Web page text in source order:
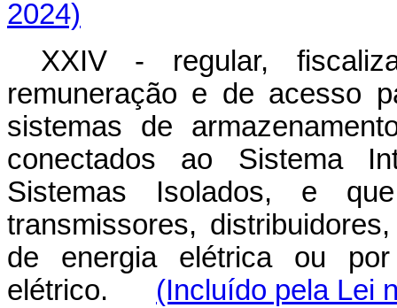
2024)
XXIV - regular,
remuneração e de acesso
sistemas de
conectados ao Sistema
Sistemas Isolados, e
transmissores,
de energia elétrica ou
elétrico. (Incluído pela Lei